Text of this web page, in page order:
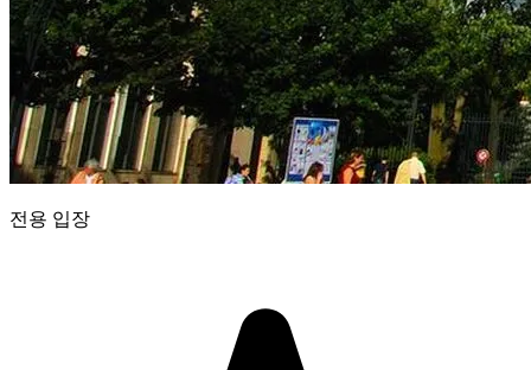
전용 입장